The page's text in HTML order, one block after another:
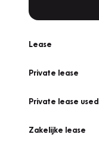
Lease
Private lease
Private lease used
Zakelijke lease